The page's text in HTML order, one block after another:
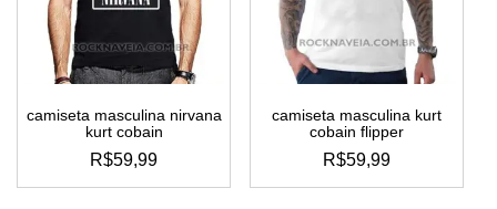
ser
escolhidas
na
página
produto
escolhidas
na
do
camiseta masculina nirvana
kurt cobain
R$59,99
este
camiseta masculina kurt
cobain flipper
R$59,99
este